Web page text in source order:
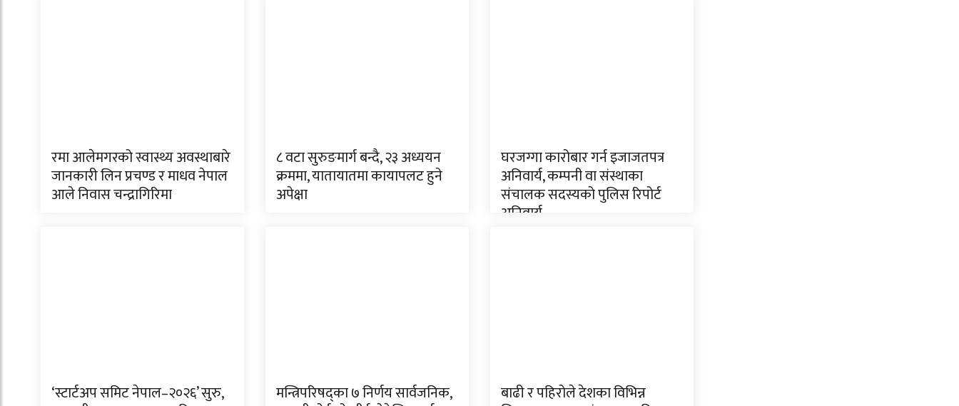
रमा आलेमगरको स्वास्थ्य अवस्थाबारे
जानकारी लिन प्रचण्ड र माधव नेपाल
आले निवास चन्द्रागिरिमा
८ वटा सुरुङमार्ग बन्दै, २३ अध्ययन
क्रममा, यातायातमा कायापलट हुने
अपेक्षा
घरजग्गा कारोबार गर्न इजाजतपत्र
अनिवार्य, कम्पनी वा संस्थाका
संचालक सदस्यको पुलिस रिपोर्ट
अनिवार्य
‘स्टार्टअप समिट नेपाल–२०२६’ सुरु, मन्त्रिपरिषद्का ७ निर्णय सार्वजनिक, बाढी र पहिरोले देशका विभिन्न